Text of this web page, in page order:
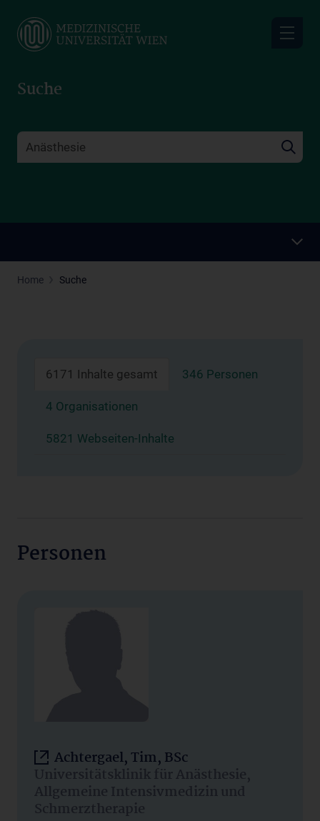
main
Suche
Home Suche
6171 Inhalte gesamt 346 Personen
4 Organisationen
5821 Webseiten-Inhalte
Personen
Achtergael, Tim, BSc
Universitätsklinik für Anästhesie,
Allgemeine Intensivmedizin und
Schmerztherapie